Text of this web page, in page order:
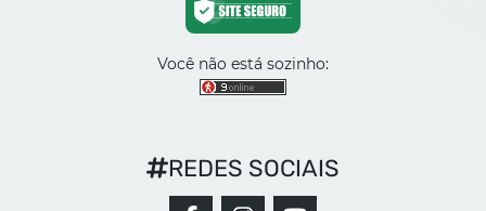
Você não está sozinho:
REDES SOCIAIS